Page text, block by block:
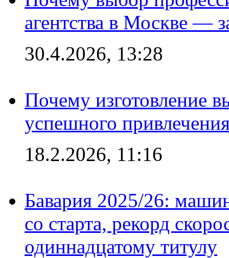
агентства в Москве —
30.4.2026, 13:28
Почему изготовление
успешного
18.2.2026, 11:16
Бавария 2025/26:
со старта, рекорд
одиннадцатому титулу